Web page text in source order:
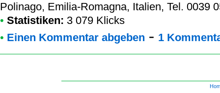
Polinago, Emilia-Romagna, Italien, Tel. 0039
• Statistiken: 3 079 Klicks
• Einen Kommentar abgeben - 1